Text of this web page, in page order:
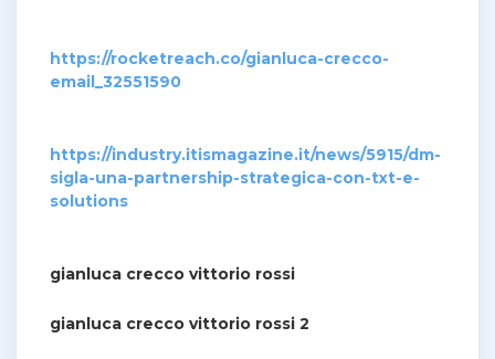
https://rocketreach.co/gianluca-crecco-
email_32551590
https://industry.itismagazine.it/news/5915/dm-
sigla-una-partnership-strategica-con-txt-e-
solutions
gianluca crecco vittorio rossi
gianluca crecco vittorio rossi 2